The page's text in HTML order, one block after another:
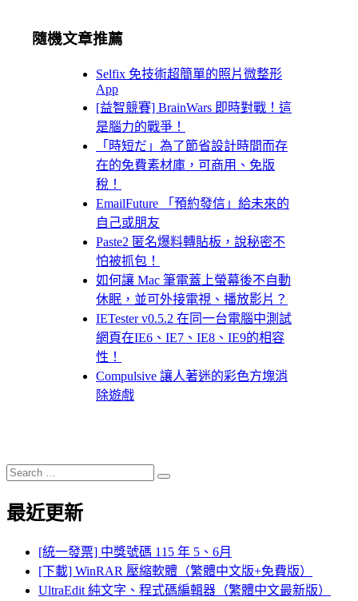
隨機文章推薦
Selfix 免技術超簡單的照片微整形
App
[益智競賽] BrainWars 即時對戰！這
是腦力的戰爭！
「時短だ」為了節省設計時間而存
在的免費素材庫，可商用、免版
稅！
EmailFuture 「預約發信」給未來的
自己或朋友
Paste2 匿名爆料轉貼板，說秘密不
怕被抓包！
如何讓 Mac 筆電蓋上螢幕後不自動
休眠，並可外接電視、播放影片？
IETester v0.5.2 在同一台電腦中測試
網頁在IE6、IE7、IE8、IE9的相容
性！
Compulsive 讓人著迷的彩色方塊消
除遊戲
Search
for:
Search
最近更新
[統一發票] 中獎號碼 115 年 5、6月
[下載] WinRAR 壓縮軟體（繁體中文版+免費版）
UltraEdit 純文字、程式碼編輯器（繁體中文最新版）